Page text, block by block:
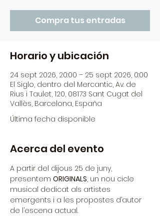
Compra tus entradas
Horario y ubicación
24 sept 2026, 20:00 – 25 sept 2026, 0:00
El Siglo, dentro del Mercantic, Av. de
Rius i Taulet, 120, 08173 Sant Cugat del
Vallès, Barcelona, España
Última fecha disponible
Acerca del evento
A partir del dijous 25 de juny,
presentem ORIGINALS, un nou cicle
musical dedicat als artistes
emergents i a les propostes d’autor
de l’escena actual.